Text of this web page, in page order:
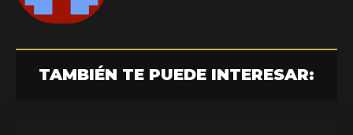
TAMBIÉN TE PUEDE INTERESAR: